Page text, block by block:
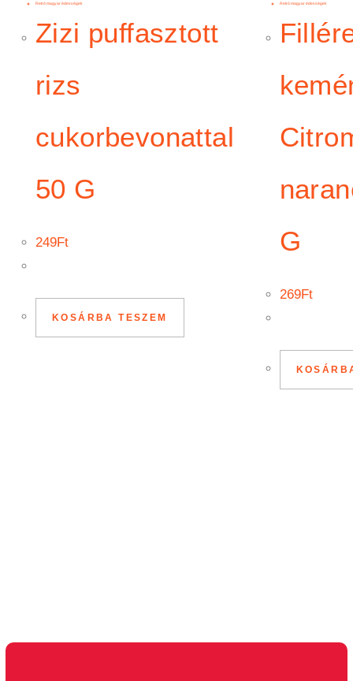
Retró magyar édességek
Zizi puffasztott
rizs
cukorbevonattal
50 G
249Ft
KOSÁRBA TESZEM
Retró magyar édességek
G
269Ft